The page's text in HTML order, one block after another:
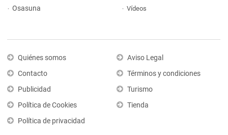
Osasuna
Vídeos
Quiénes somos
Contacto
Publicidad
Política de Cookies
Política de privacidad
Aviso Legal
Términos y condiciones
Turismo
Tienda